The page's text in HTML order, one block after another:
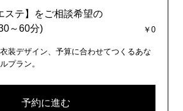
ステ】をご相談希望の
～60分)
￥0
装デザイン、予算に合わせてつくるあな
プラン。
予約に進む